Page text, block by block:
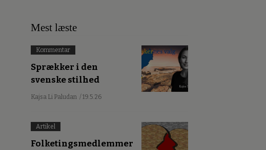
Mest læste
Kommentar
Sprækker i den
svenske stilhed
Kajsa Li Paludan / 19.5.26
Artikel
Folketingsmedlemmer